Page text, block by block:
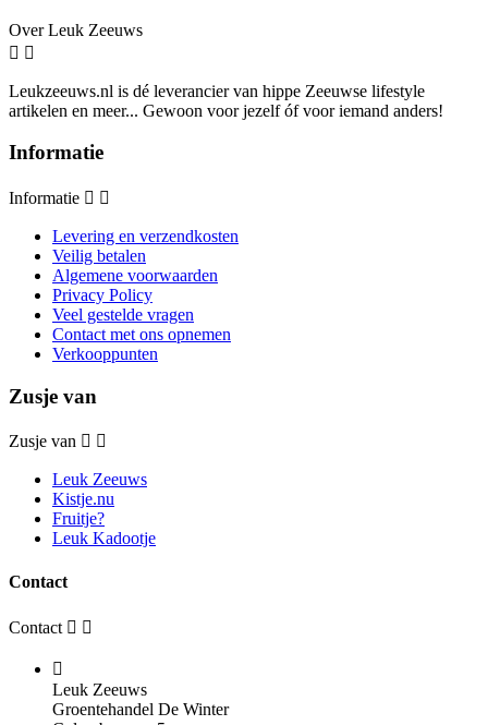
Over Leuk Zeeuws
 
Leukzeeuws.nl is dé leverancier van hippe Zeeuwse lifestyle
artikelen en meer... Gewoon voor jezelf óf voor iemand anders!
Informatie
Informatie  
Levering en verzendkosten
Veilig betalen
Algemene voorwaarden
Privacy Policy
Veel gestelde vragen
Contact met ons opnemen
Verkooppunten
Zusje van
Zusje van  
Leuk Zeeuws
Kistje.nu
Fruitje?
Leuk Kadootje
Contact
Contact  

Leuk Zeeuws
Groentehandel De Winter